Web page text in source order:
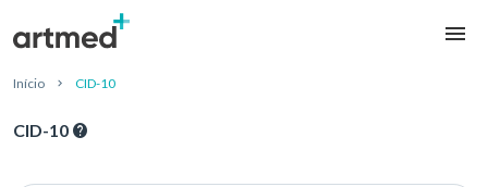
Início CID-10
CID-10